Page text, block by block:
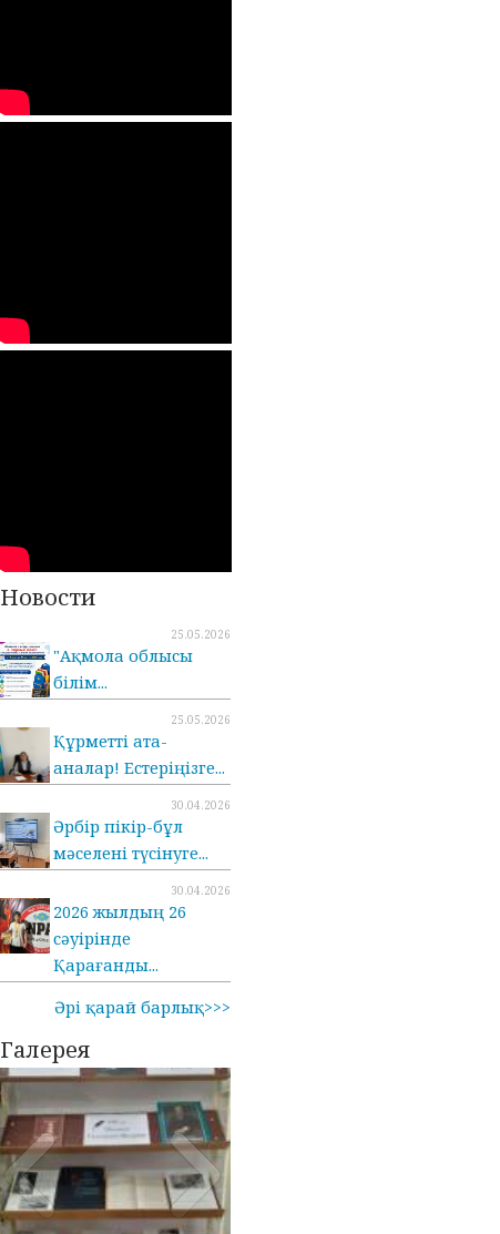
Новости
25.05.2026
"Ақмола облысы
білім...
25.05.2026
Құрметті ата-
аналар! Естеріңізге...
30.04.2026
Әрбір пікір-бұл
мәселені түсінуге...
30.04.2026
2026 жылдың 26
сәуірінде
Қарағанды...
Әрі қарай барлық>>>
Галерея